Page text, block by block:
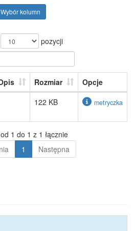
Wybór kolumn
pozycji
Rozmiar
Opcje
122 KB metryczka
1 do 1 z 1 łącznie
1 Następna